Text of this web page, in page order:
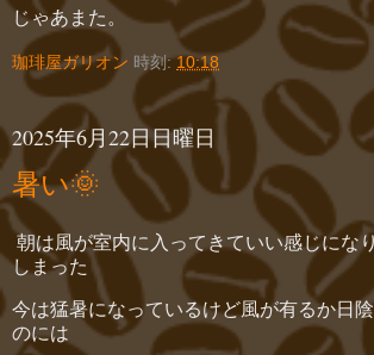
じゃあまた。
珈琲屋ガリオン 時刻:10:18
2025年6月22日日曜日
暑い🌞
朝は風が室内に入ってきていい感じにな
しまった
今は猛暑になっているけど風が有るか日
のには